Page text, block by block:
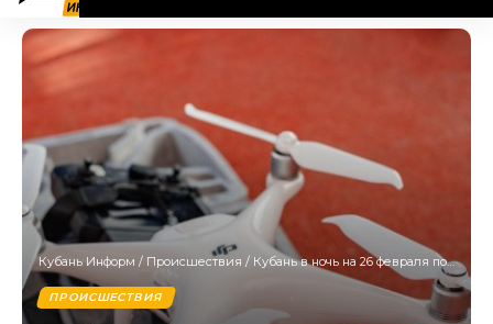
Кубань Информ / Происшествия / Кубань в ночь на 26 февраля подверглась самой массированной атаке ВСУ
ПРОИСШЕСТВИЯ